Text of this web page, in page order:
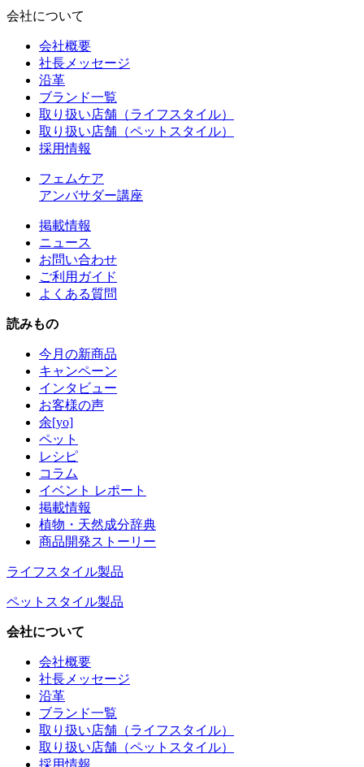
会社について
会社概要
社長メッセージ
沿革
ブランド一覧
取り扱い店舗（ライフスタイル）
取り扱い店舗（ペットスタイル）
採用情報
フェムケア
アンバサダー講座
掲載情報
ニュース
お問い合わせ
ご利用ガイド
よくある質問
読みもの
今月の新商品
キャンペーン
インタビュー
お客様の声
余[yo]
ペット
レシピ
コラム
イベント レポート
掲載情報
植物・天然成分辞典
商品開発ストーリー
ライフスタイル製品
ペットスタイル製品
会社について
会社概要
社長メッセージ
沿革
ブランド一覧
取り扱い店舗（ライフスタイル）
取り扱い店舗（ペットスタイル）